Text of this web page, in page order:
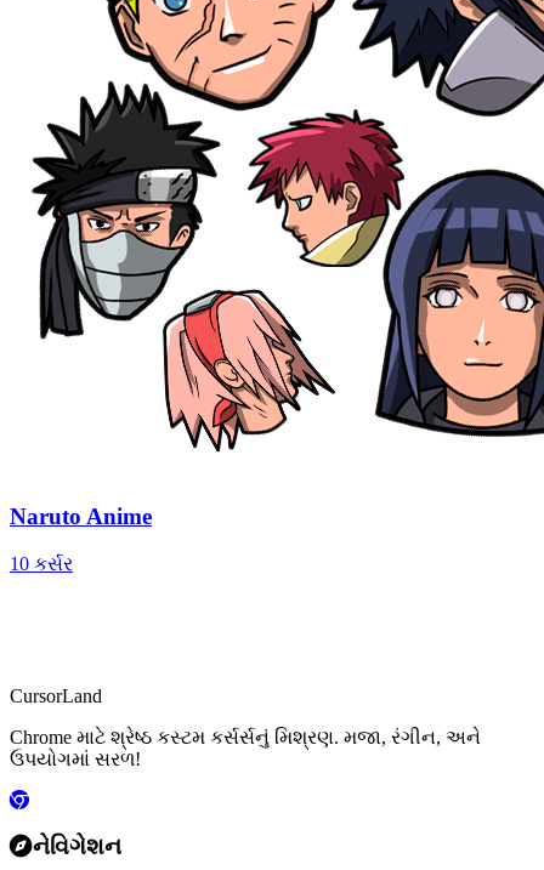
Naruto Anime
10 કર્સર
CursorLand
Chrome માટે શ્રેષ્ઠ કસ્ટમ કર્સર્સનું મિશ્રણ. મજા, રંગીન, અને
ઉપયોગમાં સરળ!
નેવિગેશન